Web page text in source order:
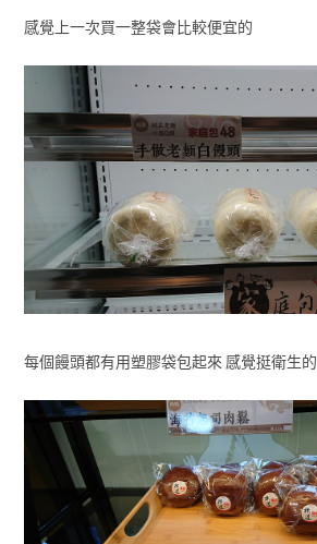
感覺上一次買一整袋會比較便宜的
每個饅頭都有用塑膠袋包起來 感覺挺衛生的